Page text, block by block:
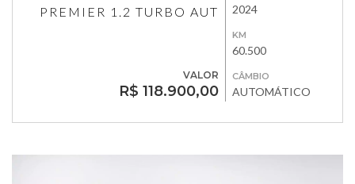
PREMIER 1.2 TURBO AUT
VALOR
R$ 118.900,00
2024
KM
60.500
CÂMBIO
AUTOMÁTICO